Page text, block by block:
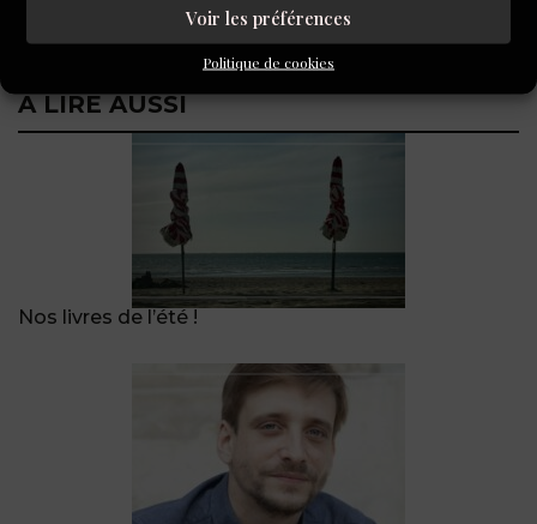
Voir les préférences
Politique de cookies
A LIRE AUSSI
Nos livres de l’été !